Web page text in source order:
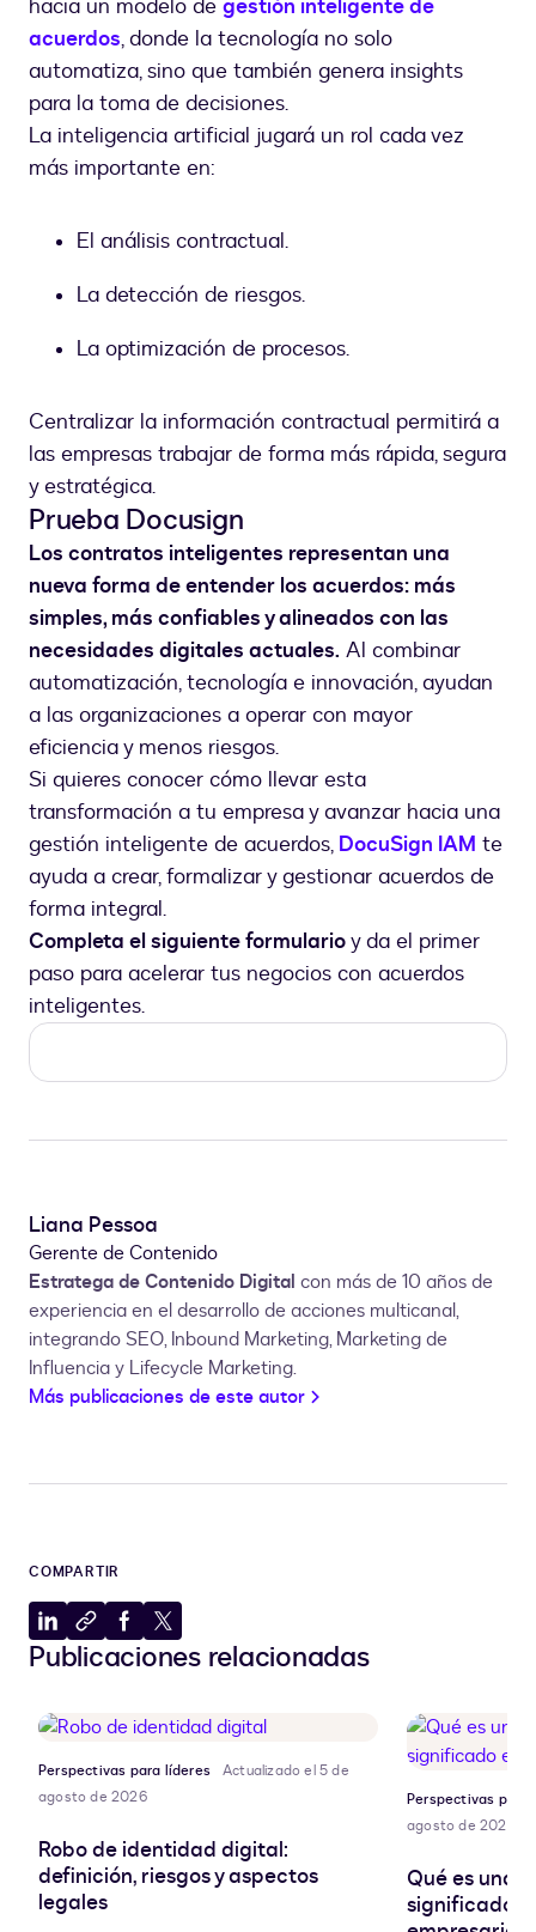
hacia un modelo de gestión inteligente de
acuerdos, donde la tecnología no solo
automatiza, sino que también genera insights
para la toma de decisiones.
La inteligencia artificial jugará un rol cada vez
más importante en:
El análisis contractual.
La detección de riesgos.
La optimización de procesos.
Centralizar la información contractual permitirá a
las empresas trabajar de forma más rápida, segura
y estratégica.
Prueba Docusign
Los contratos inteligentes representan una
nueva forma de entender los acuerdos: más
simples, más confiables y alineados con las
necesidades digitales actuales. Al combinar
automatización, tecnología e innovación, ayudan
a las organizaciones a operar con mayor
eficiencia y menos riesgos.
Si quieres conocer cómo llevar esta
transformación a tu empresa y avanzar hacia una
gestión inteligente de acuerdos, DocuSign IAM te
ayuda a crear, formalizar y gestionar acuerdos de
forma integral.
Completa el siguiente formularioy da el primer
paso para acelerar tus negocios con acuerdos
inteligentes.
Liana Pessoa
Gerente de Contenido
Estratega de Contenido Digital con más de 10 años de
experiencia en el desarrollo de acciones multicanal,
integrando SEO, Inbound Marketing, Marketing de
Influencia y Lifecycle Marketing.
Más publicaciones de este autor
COMPARTIR
Compartir
en
Copiar
al
Compartir
en
Compartir
en
Publicaciones relacionadas
Perspectivas para líderes
Actualizado el 5 de
agosto de 2026
Robo de identidad digital:
definición, riesgos y aspectos
legales
Perspectivas para
agosto de 2026
Qué es una
significado